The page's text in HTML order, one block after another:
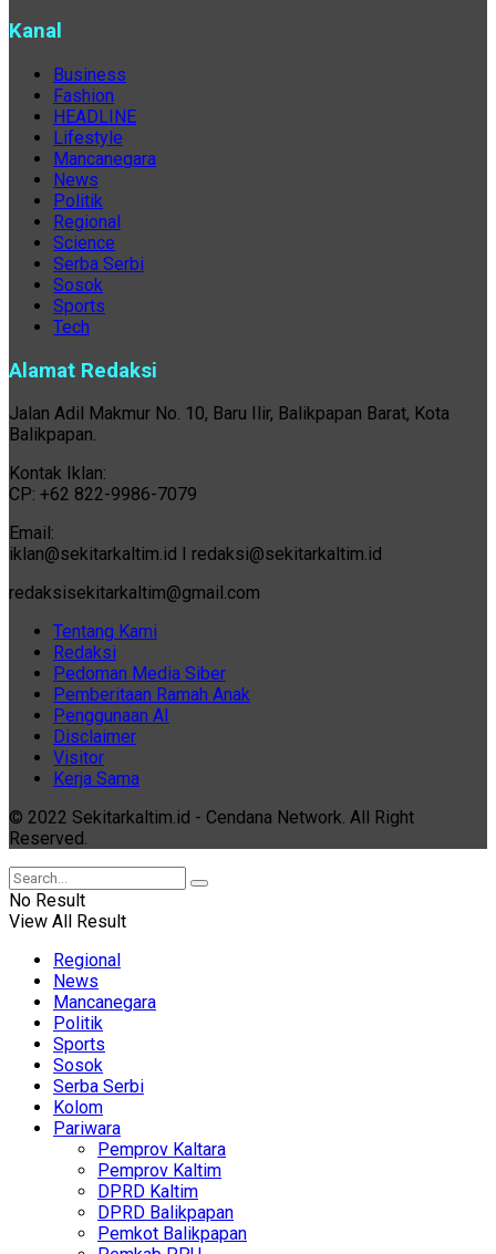
Kanal
Business
Fashion
HEADLINE
Lifestyle
Mancanegara
News
Politik
Regional
Science
Serba Serbi
Sosok
Sports
Tech
Alamat Redaksi
Jalan Adil Makmur No. 10, Baru Ilir, Balikpapan Barat, Kota
Balikpapan.
Kontak Iklan:
CP: +62 822-9986-7079
Email:
iklan@sekitarkaltim.id I redaksi@sekitarkaltim.id
redaksisekitarkaltim@gmail.com
Tentang Kami
Redaksi
Pedoman Media Siber
Pemberitaan Ramah Anak
Penggunaan AI
Disclaimer
Visitor
Kerja Sama
© 2022 Sekitarkaltim.id - Cendana Network. All Right
Reserved.
No Result
View All Result
Regional
News
Mancanegara
Politik
Sports
Sosok
Serba Serbi
Kolom
Pariwara
Pemprov Kaltara
Pemprov Kaltim
DPRD Kaltim
DPRD Balikpapan
Pemkot Balikpapan